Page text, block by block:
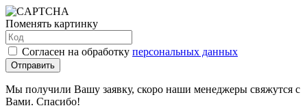
Поменять картинку
Согласен на обработку персональных данных
Отправить
Мы получили Вашу заявку, скоро наши менеджеры свяжутся с
Вами. Спасибо!